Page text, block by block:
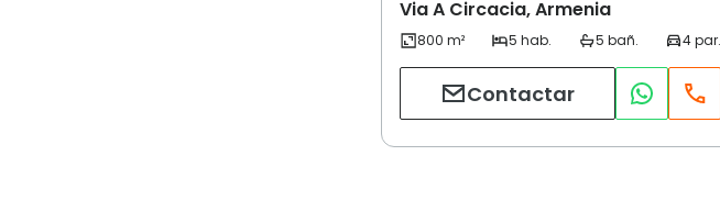
Via A Circacia, Armenia
Contactar